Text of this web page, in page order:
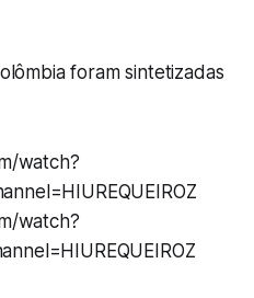
foram sintetizadas
watch?
watch?